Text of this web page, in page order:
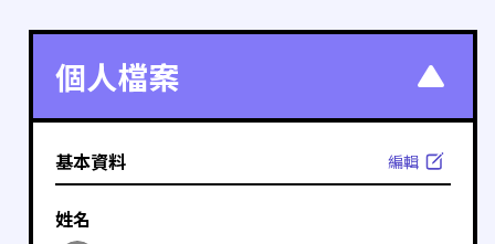
個人檔案
基本資料 編輯
姓名